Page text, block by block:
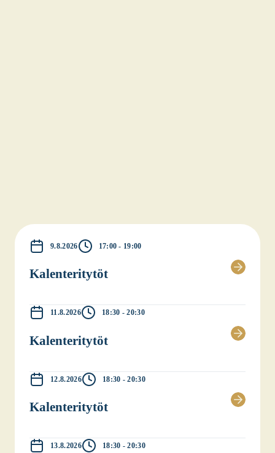
9.8.2026 17:00 - 19:00
Kalen­te­ri­ty­töt
11.8.2026 18:30 - 20:30
Kalen­te­ri­ty­töt
12.8.2026 18:30 - 20:30
Kalen­te­ri­ty­töt
13.8.2026 18:30 - 20:30